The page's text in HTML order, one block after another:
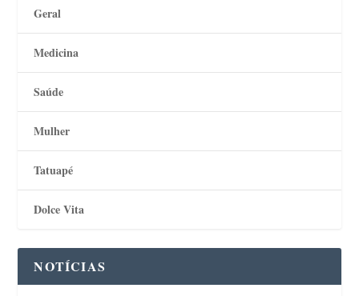
Geral
Medicina
Saúde
Mulher
Tatuapé
Dolce Vita
NOTÍCIAS